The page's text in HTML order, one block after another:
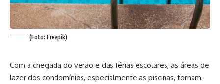
(Foto: Freepik)
Com a chegada do verão e das férias escolares, as áreas de
lazer dos condomínios, especialmente as piscinas, tornam-